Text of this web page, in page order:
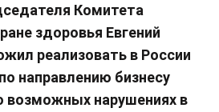
Комитета
здоровья Евгений
реализовать в России
направлению бизнесу
возможных нарушениях в